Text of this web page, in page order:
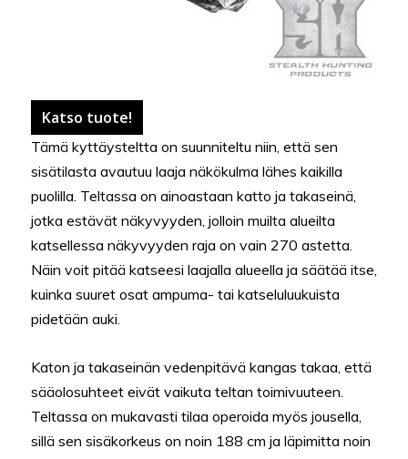
Katso tuote!
Tämä kyttäysteltta on suunniteltu niin, että sen
sisätilasta avautuu laaja näkökulma lähes kaikilla
puolilla. Teltassa on ainoastaan katto ja takaseinä,
jotka estävät näkyvyyden, jolloin muilta alueilta
katsellessa näkyvyyden raja on vain 270 astetta.
Näin voit pitää katseesi laajalla alueella ja säätää itse,
kuinka suuret osat ampuma- tai katseluluukuista
pidetään auki.
Katon ja takaseinän vedenpitävä kangas takaa, että
sääolosuhteet eivät vaikuta teltan toimivuuteen.
Teltassa on mukavasti tilaa operoida myös jousella,
sillä sen sisäkorkeus on noin 188 cm ja läpimitta noin